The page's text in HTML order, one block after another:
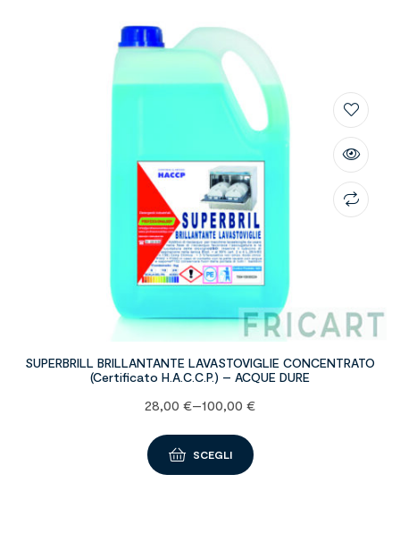
SUPERBRILL BRILLANTANTE LAVASTOVIGLIE CONCENTRATO
(Certificato H.A.C.C.P.) – ACQUE DURE
28,00 €–100,00 €
SCEGLI